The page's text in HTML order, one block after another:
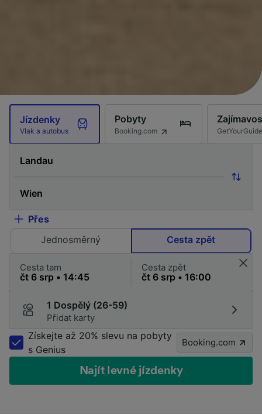
Jízdenky
Vlak a autobus
Pobyty
Booking.com GetYourGuide
Přes
Jednosměrný
Cesta zpět
Cesta tam Cesta zpět
1 Dospělý (26-59)
Přidat karty
Získejte až 20% slevu na pobyty
s Genius
Booking.com
Najít levné jízdenky